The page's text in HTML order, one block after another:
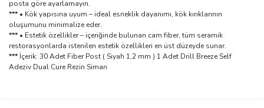
posta göre ayarlamayın.
*** • Kök yapısına uyum – ideal esneklik dayanımı, kök kırıklarının
oluşumunu minimalize eder.
*** • Estetik özellikler – içeriğinde bulunan cam fiber, tüm seramik
restorasyonlarda istenilen estetik özellikleri en üst düzeyde sunar.
*** İçerik: 30 Adet Fiber Post ( Siyah 1,2 mm ) 1 Adet Drill Breeze Self
Adeziv Dual Cure Rezin Siman